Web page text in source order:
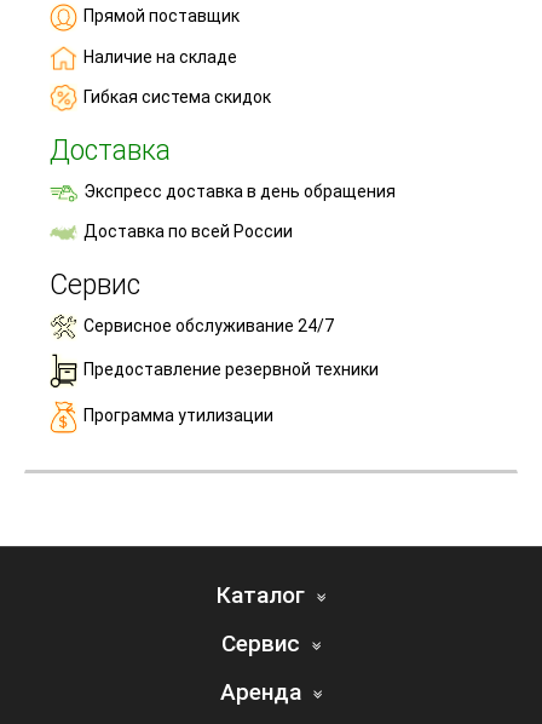
Прямой поставщик
Наличие на складе
Гибкая система скидок
Доставка
Экспресс доставка в день обращения
Доставка по всей России
Сервис
Сервисное обслуживание 24/7
Предоставление резервной техники
Программа утилизации
Каталог
Сервис
Аренда